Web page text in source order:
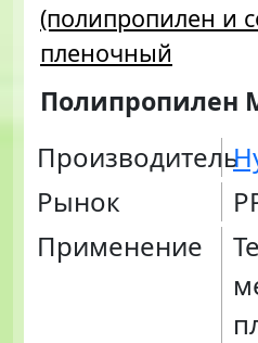
(полипропилен и
пленочный
Полипропилен
Производитель
Рынок
Применение